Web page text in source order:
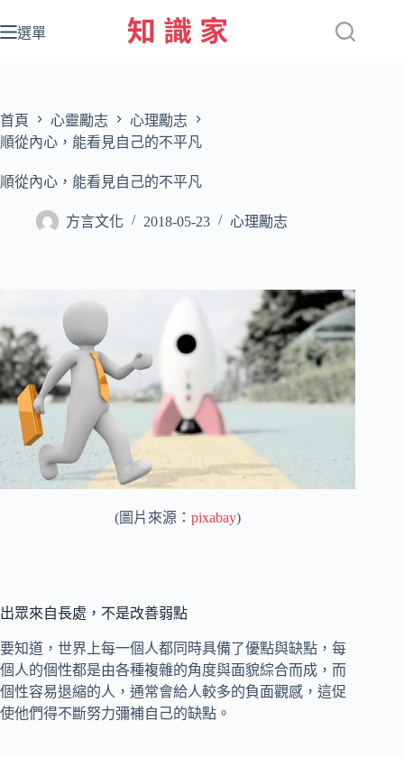
至
容
選單
首頁 心靈勵志
心理勵志
順從內心，能看見自己的不平凡
順從內心，能看見自己的不平凡
方言文化 2018-05-23 心理勵志
(圖片來源：pixabay)
出眾來自長處，不是改善弱點
要知道，世界上每一個人都同時具備了優點與缺點，每
個人的個性都是由各種複雜的角度與面貌綜合而成，而
個性容易退縮的人，通常會給人較多的負面觀感，這促
使他們得不斷努力彌補自己的缺點。